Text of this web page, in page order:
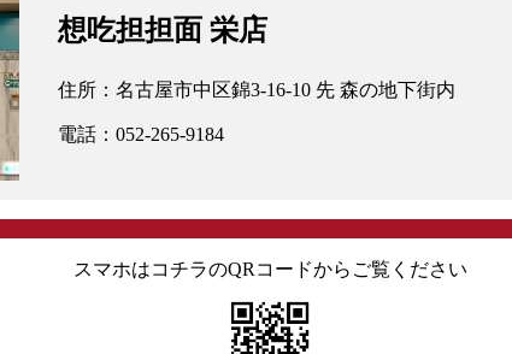
想吃担担面 栄店
住所：名古屋市中区錦3-16-10 先 森の地下街内
電話：052-265-9184
スマホはコチラのQRコードからご覧ください